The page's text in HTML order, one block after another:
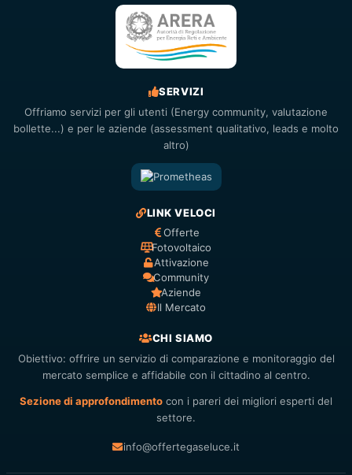
SERVIZI
Offriamo servizi per gli utenti (Energy community, valutazione
bollette...) e per le aziende (assessment qualitativo, leads e molto
altro)
LINK VELOCI
Offerte
Fotovoltaico
Attivazione
Community
Aziende
Il Mercato
CHI SIAMO
Obiettivo: offrire un servizio di comparazione e monitoraggio del
mercato semplice e affidabile con il cittadino al centro.
Sezione di approfondimento con i pareri dei migliori esperti del
settore.
info@offertegaseluce.it